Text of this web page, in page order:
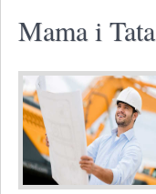
Mama i Tata